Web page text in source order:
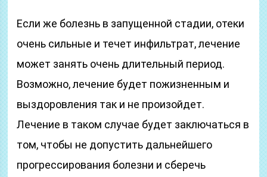
Если же болезнь в запущенной стадии, отеки
очень сильные и течет инфильтрат, лечение
может занять очень длительный период.
Возможно, лечение будет пожизненным и
выздоровления так и не произойдет.
Лечение в таком случае будет заключаться в
том, чтобы не допустить дальнейшего
прогрессирования болезни и сберечь